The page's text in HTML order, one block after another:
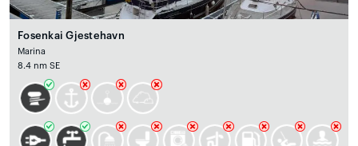
Fosenkai Gjestehavn
Marina
8.4 nm SE